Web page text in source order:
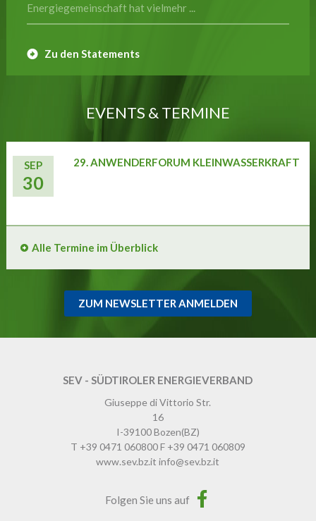
Energiegemeinschaft hat vielmehr ...
Zu den Statements
EVENTS & TERMINE
SEP
30
29. ANWENDERFORUM KLEINWASSERKRAFT
Alle Termine im Überblick
ZUM NEWSLETTER ANMELDEN
SEV - SÜDTIROLER ENERGIEVERBAND
Giuseppe di Vittorio Str.
16
I-39100Bozen(BZ)
T +39 0471 060800F +39 0471 060809
www.sev.bz.it info@sev.bz.it
Folgen Sie uns auf